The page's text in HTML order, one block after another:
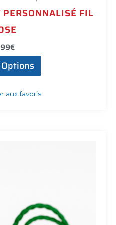
FIL
€
aux favoris
options